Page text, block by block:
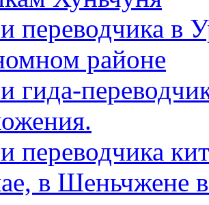
переводчика в
районе
гида-
переводчика
в Шеньчжене